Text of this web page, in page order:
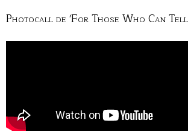
Photocall de 'For Those Who Can